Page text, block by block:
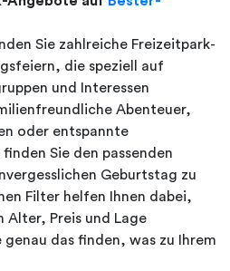
Sie zahlreiche Freizeitpark-
die speziell auf
und Interessen
Abenteuer,
oder entspannte
Sie den passenden
Geburtstag zu
Filter helfen Ihnen dabei,
Alter, Preis und Lage
genau das finden, was zu Ihrem